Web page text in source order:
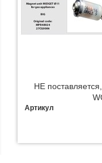
НЕ
Артикул